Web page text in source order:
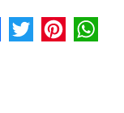
FacebookTwitter Pinterest